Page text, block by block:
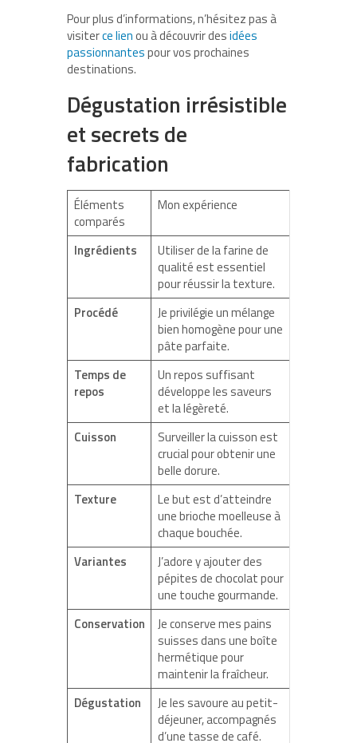
Pour plus d’informations, n’hésitez pas à
visiterce lienou à découvrir desidées
passionnantespour vos prochaines
destinations.
Dégustation irrésistible
et secrets de
fabrication
Éléments
comparés
Mon expérience
Ingrédients
Utiliser de la farine de
qualité est essentiel
pour réussir la texture.
Procédé
Je privilégie un mélange
bien homogène pour une
pâte parfaite.
Temps de
repos
Un repos suffisant
développe les saveurs
et la légèreté.
Cuisson
Surveiller la cuisson est
crucial pour obtenir une
belle dorure.
Texture
Le but est d’atteindre
une brioche moelleuse à
chaque bouchée.
Variantes
J’adore y ajouter des
pépites de chocolat pour
une touche gourmande.
Conservation
Je conserve mes pains
suisses dans une boîte
hermétique pour
maintenir la fraîcheur.
Dégustation
Je les savoure au petit-
déjeuner, accompagnés
d’une tasse de café.